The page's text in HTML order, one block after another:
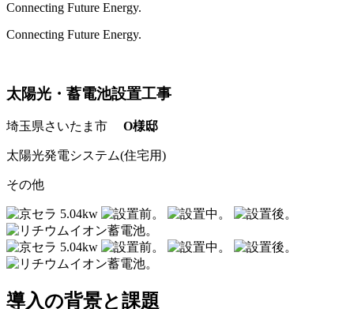
Connecting Future Energy.
Connecting Future Energy.
太陽光・蓄電池設置工事
埼玉県さいたま市 O様邸
太陽光発電システム(住宅用)
その他
導入の背景と課題